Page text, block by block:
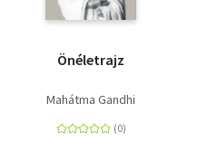
Önéletrajz
Mahátma Gandhi